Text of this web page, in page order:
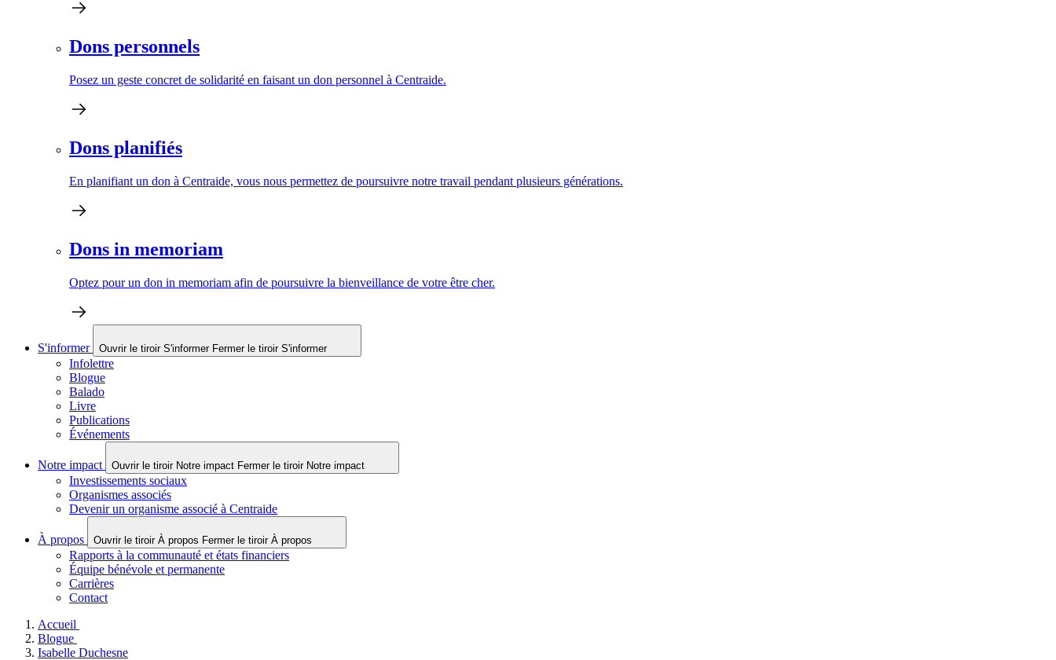
Dons personnels
Posez un geste concret de solidarité en faisant un don personnel à Centraide.
Dons planifiés
En planifiant un don à Centraide, vous nous permettez de poursuivre notre travail pendant plusieurs générations.
Dons in memoriam
Optez pour un don in memoriam afin de poursuivre la bienveillance de votre être cher.
S'informer Ouvrir le tiroir S'informer Fermer le tiroir S'informer
Infolettre
Blogue
Balado
Livre
Publications
Événements
Notre impact Ouvrir le tiroir Notre impact Fermer le tiroir Notre impact
Investissements sociaux
Organismes associés
Devenir un organisme associé à Centraide
À propos Ouvrir le tiroir À propos Fermer le tiroir À propos
Rapports à la communauté et états financiers
Équipe bénévole et permanente
Carrières
Contact
Accueil
Blogue
Isabelle Duchesne